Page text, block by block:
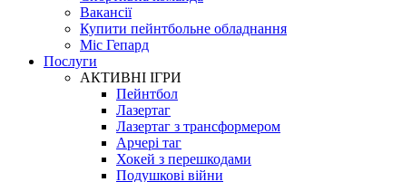
Вакансії
Купити пейнтбольне обладнання
Міс Гепард
Послуги
АКТИВНІ ІГРИ
Пейнтбол
Лазертаг
Лазертаг з трансформером
Арчері таг
Хокей з перешкодами
Подушкові війни